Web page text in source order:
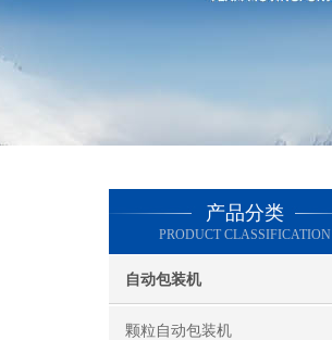
产品分类
PRODUCT CLASSIFICATION
自动包装机
颗粒自动包装机